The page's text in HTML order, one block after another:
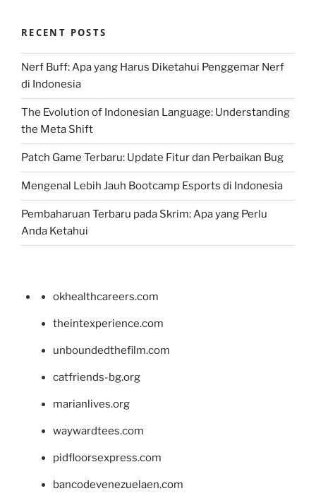
RECENT POSTS
Nerf Buff: Apa yang Harus Diketahui Penggemar Nerf
di Indonesia
The Evolution of Indonesian Language: Understanding
the Meta Shift
Patch Game Terbaru: Update Fitur dan Perbaikan Bug
Mengenal Lebih Jauh Bootcamp Esports di Indonesia
Pembaharuan Terbaru pada Skrim: Apa yang Perlu
Anda Ketahui
okhealthcareers.com
theintexperience.com
unboundedthefilm.com
catfriends-bg.org
marianlives.org
waywardtees.com
pidfloorsexpress.com
bancodevenezuelaen.com